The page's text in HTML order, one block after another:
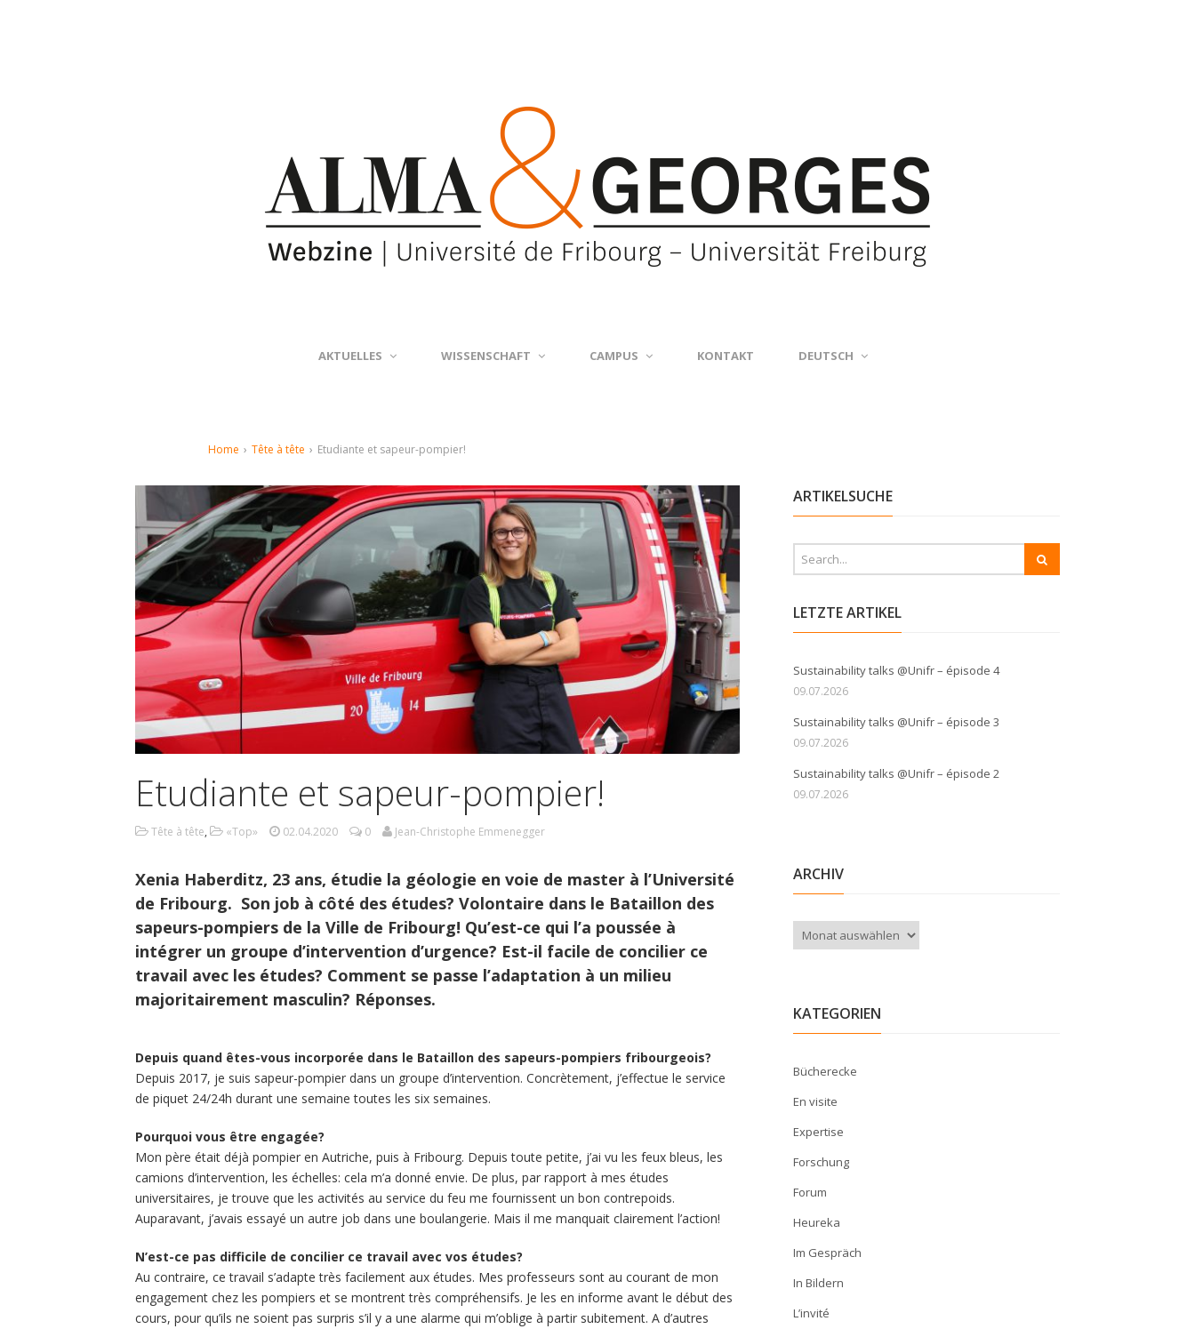
AKTUELLES WISSENSCHAFT CAMPUS KONTAKT DEUTSCH
Home › Tête à tête › Etudiante et sapeur-pompier!
Etudiante et sapeur-pompier!
Tête à tête, «Top» 02.04.2020 0 Jean-Christophe Emmenegger
Xenia Haberditz, 23 ans, étudie la géologie en voie de master à l’Université
de Fribourg. Son job à côté des études? Volontaire dans le Bataillon des
sapeurs-pompiers de la Ville de Fribourg! Qu’est-ce qui l’a poussée à
intégrer un groupe d’intervention d’urgence? Est-il facile de concilier ce
travail avec les études? Comment se passe l’adaptation à un milieu
majoritairement masculin? Réponses.
Depuis quand êtes-vous incorporée dans le Bataillon des sapeurs-pompiers fribourgeois?
Depuis 2017, je suis sapeur-pompier dans un groupe d’intervention. Concrètement, j’effectue le service
de piquet 24/24h durant une semaine toutes les six semaines.
Pourquoi vous être engagée?
Mon père était déjà pompier en Autriche, puis à Fribourg. Depuis toute petite, j’ai vu les feux bleus, les
camions d’intervention, les échelles: cela m’a donné envie. De plus, par rapport à mes études
universitaires, je trouve que les activités au service du feu me fournissent un bon contrepoids.
Auparavant, j’avais essayé un autre job dans une boulangerie. Mais il me manquait clairement l’action!
N’est-ce pas difficile de concilier ce travail avec vos études?
Au contraire, ce travail s’adapte très facilement aux études. Mes professeurs sont au courant de mon
engagement chez les pompiers et se montrent très compréhensifs. Je les en informe avant le début des
cours, pour qu’ils ne soient pas surpris s’il y a une alarme qui m’oblige à partir subitement. A d’autres
ARTIKELSUCHE
LETZTE ARTIKEL
Sustainability talks @Unifr – épisode 4
09.07.2026
Sustainability talks @Unifr – épisode 3
09.07.2026
Sustainability talks @Unifr – épisode 2
09.07.2026
ARCHIV
Archiv
KATEGORIEN
Bücherecke
En visite
Expertise
Forschung
Forum
Heureka
Im Gespräch
In Bildern
L’invité